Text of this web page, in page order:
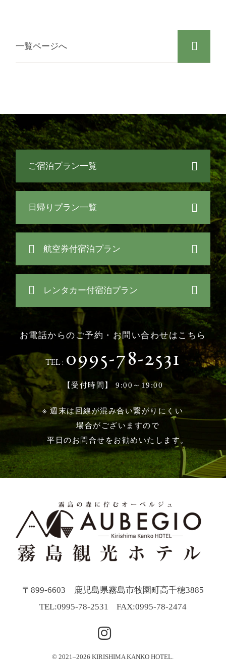
一覧ページへ
ご宿泊プラン一覧
日帰りプラン一覧
航空券付宿泊プラン
レンタカー付宿泊プラン
お電話からのご予約・お問い合わせはこちら
TEL : 0995-78-2531
【受付時間】 9:00～19:00
※ 週末は回線が混み合い繋がりにくい
場合がございますので
平日のお問合せをお勧めいたします。
〒899-6603 鹿児島県霧島市牧園町高千穂3885
TEL:0995-78-2531 FAX:0995-78-2474
© 2021–2026 KIRISHIMA KANKO HOTEL.